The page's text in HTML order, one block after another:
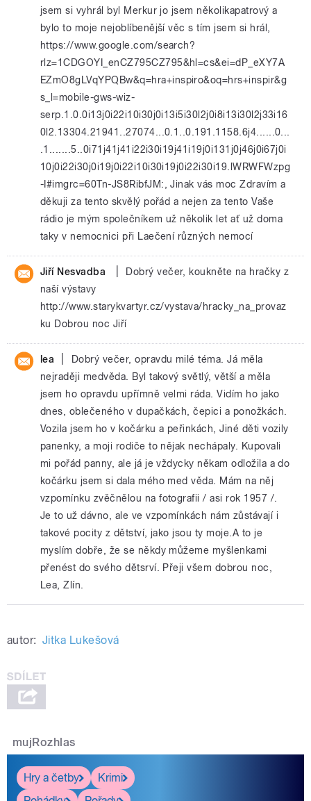
jsem si vyhrál byl Merkur jo jsem několikapatrový a
bylo to moje nejoblíbenější věc s tím jsem si hrál,
https://www.google.com/search?
rlz=1CDGOYI_enCZ795CZ795&hl=cs&ei=dP_eXY7A
EZmO8gLVqYPQBw&q=hra+inspiro&oq=hrs+inspir&g
s_l=mobile-gws-wiz-
serp.1.0.0i13j0i22i10i30j0i13i5i30l2j0i8i13i30l2j33i16
0l2.13304.21941..27074...0.1..0.191.1158.6j4......0...
.1.......5..0i71j41j41i22i30i19j41i19j0i131j0j46j0i67j0i
10j0i22i30j0i19j0i22i10i30i19j0i22i30i19.lWRWFWzpg
-I#imgrc=60Tn-JS8RibfJM:, Jinak vás moc Zdravím a
děkuji za tento skvělý pořád a nejen za tento Vaše
rádio je mým společníkem už několik let ať už doma
taky v nemocnici při Laečení různých nemocí
Jiří Nesvadba
Dobrý večer, koukněte na hračky z
naší výstavy
http://www.starykvartyr.cz/vystava/hracky_na_provaz
ku Dobrou noc Jiří
lea
Dobrý večer, opravdu milé téma. Já měla
nejraději medvěda. Byl takový světlý, větší a měla
jsem ho opravdu upřímně velmi ráda. Vidím ho jako
dnes, oblečeného v dupačkách, čepici a ponožkách.
Vozila jsem ho v kočárku a peřinkách, Jiné děti vozily
panenky, a moji rodiče to nějak nechápaly. Kupovali
mi pořád panny, ale já je vždycky někam odložila a do
kočárku jsem si dala mého med věda. Mám na něj
vzpomínku zvěčnělou na fotografii / asi rok 1957 /.
Je to už dávno, ale ve vzpomínkách nám zůstávají i
takové pocity z dětství, jako jsou ty moje.A to je
myslím dobře, že se někdy můžeme myšlenkami
přenést do svého dětsrví. Přeji všem dobrou noc,
Lea, Zlín.
autor: Jitka Lukešová
mujRozhlas
Hry a četby
Krimi